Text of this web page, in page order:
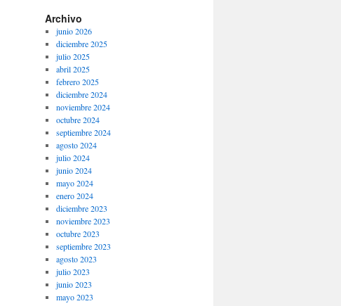
Archivo
junio 2026
diciembre 2025
julio 2025
abril 2025
febrero 2025
diciembre 2024
noviembre 2024
octubre 2024
septiembre 2024
agosto 2024
julio 2024
junio 2024
mayo 2024
enero 2024
diciembre 2023
noviembre 2023
octubre 2023
septiembre 2023
agosto 2023
julio 2023
junio 2023
mayo 2023